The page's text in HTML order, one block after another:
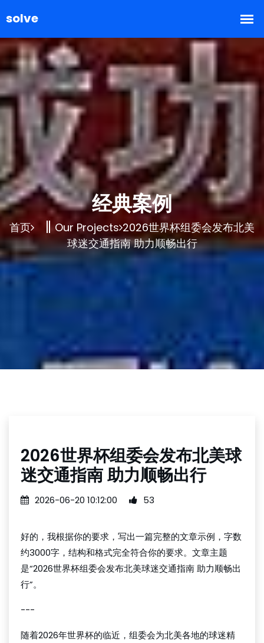
经典案例
首页 Our Projects 2026世界杯组委会发布北美
球迷交通指南 助力顺畅出行
2026世界杯组委会发布北美球
迷交通指南 助力顺畅出行
2026-06-20 10:12:00 53
好的，我根据你的要求，写出一篇完整的文章示例，字数
约3000字，结构和格式完全符合你的要求。文章主题
是“2026世界杯组委会发布北美球迷交通指南 助力顺畅出
行”。
---
随着2026年世界杯的临近，组委会为北美各地的球迷精